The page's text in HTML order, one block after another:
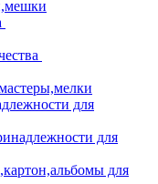
для
для
для